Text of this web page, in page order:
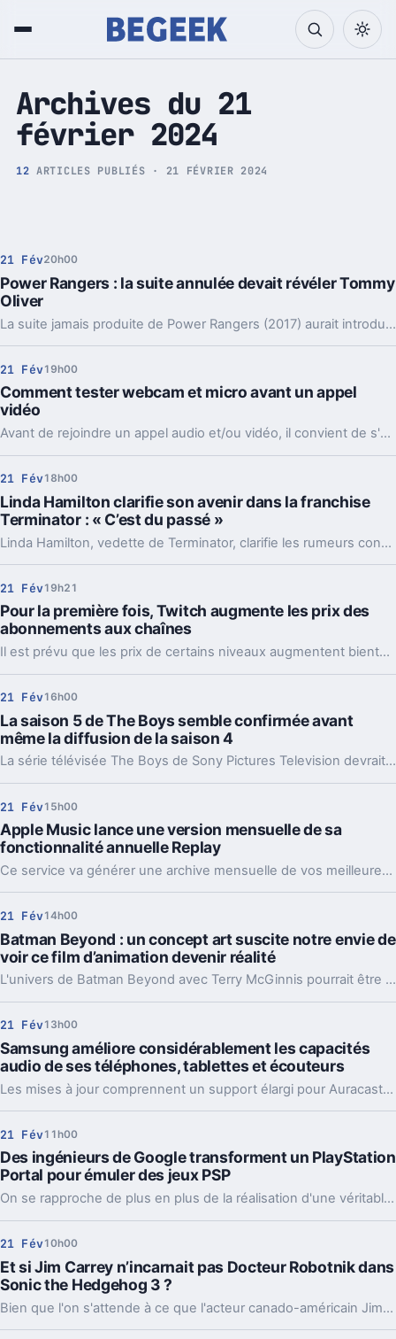
Tech et Pop culture
Archives du 21
février 2024
12 ARTICLES PUBLIÉS · 21 FÉVRIER 2024
21 Fév20h00
Power Rangers : la suite annulée devait révéler Tommy
Oliver
La suite jamais produite de Power Rangers (2017) aurait introduit Tommy Oliver et réinventé l'histoire du Ranger Vert, teasée en scène post-générique.
21 Fév19h00
Comment tester webcam et micro avant un appel
vidéo
Avant de rejoindre un appel audio et/ou vidéo, il convient de s'assurer que tout fonctionne bien de votre côté. Voici comment procéder selon votre OS et votre application.
21 Fév18h00
Linda Hamilton clarifie son avenir dans la franchise
Terminator : « C’est du passé »
Linda Hamilton, vedette de Terminator, clarifie les rumeurs concernant son éventuel retour dans la célèbre saga de science-fiction. Est-ce que la star fera son grand retour sur grand écran?
21 Fév19h21
Pour la première fois, Twitch augmente les prix des
abonnements aux chaînes
Il est prévu que les prix de certains niveaux augmentent bientôt au Royaume-Uni, au Canada, en Australie et en Turquie.
21 Fév16h00
La saison 5 de The Boys semble confirmée avant
même la diffusion de la saison 4
La série télévisée The Boys de Sony Pictures Television devrait être renouvelée prochainement par Amazon Prime Video pour une cinquième saison.
21 Fév15h00
Apple Music lance une version mensuelle de sa
fonctionnalité annuelle Replay
Ce service va générer une archive mensuelle de vos meilleures chansons, albums et artistes.
21 Fév14h00
Batman Beyond : un concept art suscite notre envie de
voir ce film d’animation devenir réalité
L'univers de Batman Beyond avec Terry McGinnis pourrait être adapté en film d'animation à la Spider-Verse.
21 Fév13h00
Samsung améliore considérablement les capacités
audio de ses téléphones, tablettes et écouteurs
Les mises à jour comprennent un support élargi pour Auracast et l'audio à 360 degrés.
21 Fév11h00
Des ingénieurs de Google transforment un PlayStation
Portal pour émuler des jeux PSP
On se rapproche de plus en plus de la réalisation d'une véritable console de jeu portable Sony.
21 Fév10h00
Et si Jim Carrey n’incarnait pas Docteur Robotnik dans
Sonic the Hedgehog 3 ?
Bien que l'on s'attende à ce que l'acteur canado-américain Jim Carrey reprenne le rôle du terrible Docteur Robotnik dans Sonic the Hedgehog 3, une théorie suggère qu'il pourrait incarner un tout autre personnage.